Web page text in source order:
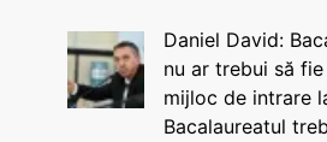
Daniel David:
nu ar trebui să
mijloc de intrare
Bacalaureatul